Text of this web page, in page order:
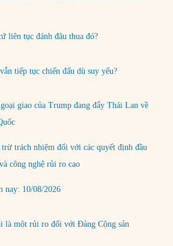
liên tục đánh đâu thua đó?
tiếp tục chiến đấu dù suy yếu?
giao của Trump đang đẩy Thái Lan về
trừ trách nhiệm đối với các quyết định đầu
công nghệ rủi ro cao
nay: 10/08/2026
là một rủi ro đối với Đảng Cộng sản